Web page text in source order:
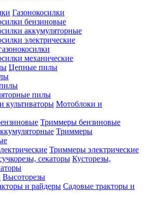
Газонокосилки
бензиновые
аккумуляторные
электрические
механические
Цепные пилы
пилы
Мотоблоки и
Триммеры бензиновые
Триммеры
Триммеры электрические
Кусторезы,
Высоторезы
Садовые тракторы и